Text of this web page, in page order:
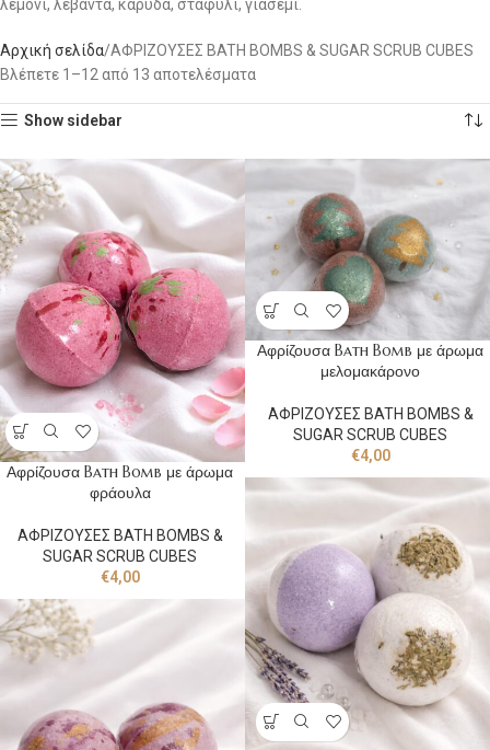
λεμόνι, λεβάντα, καρύδα, σταφύλι, γιασεμί.
Αρχική σελίδα ΑΦΡΙΖΟΥΣΕΣ BATH BOMBS & SUGAR SCRUB CUBES
Βλέπετε 1–12 από 13 αποτελέσματα
Show sidebar
Αφρίζουσα Bath Bomb με άρωμα
φράουλα
ΑΦΡΙΖΟΥΣΕΣ BATH BOMBS &
SUGAR SCRUB CUBES
€4,00
Αφρίζουσα Bath Bomb με άρωμα
μελομακάρονο
ΑΦΡΙΖΟΥΣΕΣ BATH BOMBS &
SUGAR SCRUB CUBES
€4,00